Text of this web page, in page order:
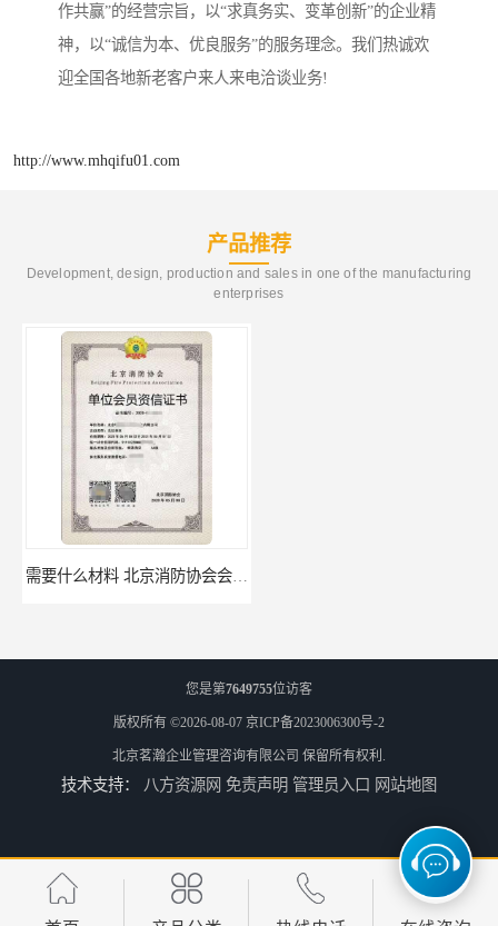
作共赢”的经营宗旨，以“求真务实、变革创新”的企业精
神，以“诚信为本、优良服务”的服务理念。我们热诚欢
迎全国各地新老客户来人来电洽谈业务!
http://www.mhqifu01.com
产品推荐
Development, design, production and sales in one of the manufacturing
enterprises
需要什么材料 北京消防协会会员证有什么要求
全国都可以 北京消防协会会员证申请手续 办理手续 清洗资质需要什么条件
您是第7649755位访客
版权所有 ©2026-08-07 京ICP备2023006300号-2
北京茗瀚企业管理咨询有限公司 保留所有权利.
技术支持： 八方资源网 免责声明 管理员入口 网站地图